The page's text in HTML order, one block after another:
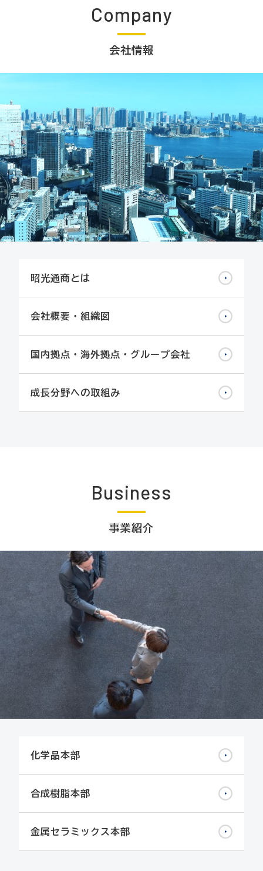
Company
会社情報
昭光通商とは
会社概要・組織図
国内拠点・海外拠点・グループ会社
成長分野への取組み
Business
事業紹介
化学品本部
合成樹脂本部
金属セラミックス本部